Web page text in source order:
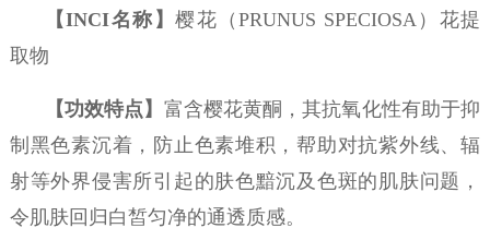
【INCI名称】樱花（PRUNUS SPECIOSA）花提
取物
【功效特点】 富含樱花黄酮，其抗氧化性有助于抑
制黑色素沉着，防止色素堆积，帮助对抗紫外线、辐
射等外界侵害所引起的肤色黯沉及色斑的肌肤问题，
令肌肤回归白皙匀净的通透质感。